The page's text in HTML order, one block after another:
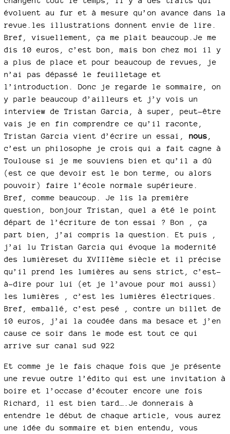
évoluent au fur et à mesure qu’on avance dans la
revue.les illustrations donnent envie de lire.
Bref, visuellement, ça me plait beaucoup.Je me
dis 10 euros, c’est bon, mais bon chez moi il y
a plus de place et pour beaucoup de revues, je
n’ai pas dépassé le feuilletage et
l’introduction. Donc je regarde le sommaire, on
y parle beaucoup d’ailleurs et j’y vois un
interview de Tristan Garcia, à super, peut-être
vais je en fin comprendre ce qu’il raconte,
Tristan Garcia vient d’écrire un essai, nous
c’est un philosophe je crois qui a fait cagne à
Toulouse si je me souviens bien et qu’il a dû
(est ce que devoir est le bon terme, ou alors
pouvoir) faire l’école normale supérieure.
Bref, comme beaucoup. Je lis la première
question, bonjour Tristan, quel a été le point
départ de l’écriture de ton essai ? Bon , ça
part bien, j’ai compris la question. Et puis ,
j’ai lu Tristan Garcia qui évoque la modernité
des lumièreset du XVIIIème siècle et il précise
qu’il prend les lumières au sens strict, c’est-
à-dire pour lui (et je l’avoue pour moi aussi)
les lumières , c’est les lumières électriques.
Bref, emballé, c’est pesé , contre un billet de
10 euros, j’ai la coudée dans ma besace et j’en
cause ce soir dans le mode est tout ce qui
arrive sur canal sud 922
Et comme je le fais chaque fois que je présente
une revue outre l’édito qui est une invitation à
boire et l’occase d’écouter encore une fois
Richard, il est bien tard….Je donnerais à
entendre le début de chaque article, vous aurez
une idée du sommaire et bien entendu, vous